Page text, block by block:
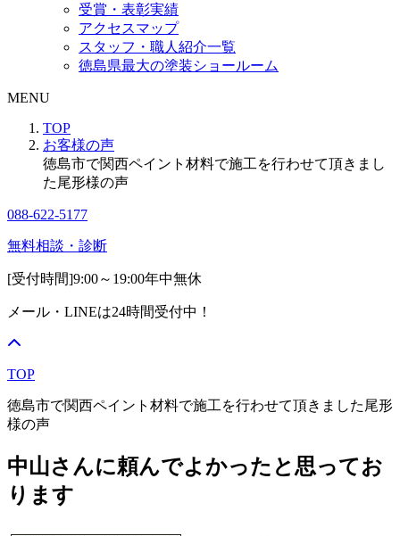
受賞・表彰実績
アクセスマップ
スタッフ・職人紹介一覧
徳島県最大の塗装ショールーム
MENU
TOP
お客様の声
徳島市で関西ペイント材料で施工を行わせて頂きまし
た尾形様の声
088-622-5177
無料相談・診断
[受付時間]9:00～19:00年中無休
メール・LINEは24時間受付中！
TOP
徳島市で関西ペイント材料で施工を行わせて頂きました尾形
様の声
中山さんに頼んでよかったと思ってお
ります